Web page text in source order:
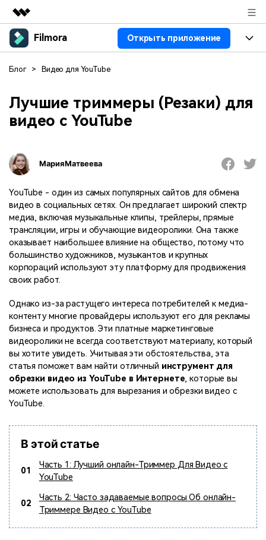
Рекомендуемые продукты
Бизнес
Решения
О нас
Новости
Покупка
Поддержка
Filmora Открыть приложение
Продукты
Особенности
ИИ
Видео/фото
Тексты
Решения
Пользователи
Видео-решения
Ресурсы
Видео промпты
100+ ИИ-промптов для
создания видео
Мастер-классы
Продвинутое обучение
видеомонтажу от
профессиональных
режиссеров и ютуберов
Темы видео
Самые популярные темы
видео на YouTube 2025
Маркетинговый
календарь
Спланируйте маркетинговую
кампанию для своих целей
Центр авторов
Вдохновляйтесь нашими
создателями контента
Специальные эффекты
"сделай сам"
настоящий профессионал
Справочный центр
Компания Связаться с нами
Истории клиентов
Клиенты делятся своими
историями с Filmora
Партнёрская
программа
Партнёрство на уровне
корпоративного сектора
Поддержка
Приступая к работе
КУПИТЬ Войти
поиск
Блог > Видео для YouTube
Лучшие триммеры (Резаки) для
видео с YouTube
Мария Матвеева
YouTube - один из самых популярных сайтов для обмена
видео в социальных сетях. Он предлагает широкий спектр
медиа, включая музыкальные клипы, трейлеры, прямые
трансляции, игры и обучающие видеоролики. Она также
оказывает наибольшее влияние на общество, потому что
большинство художников, музыкантов и крупных
корпораций используют эту платформу для продвижения
своих работ.
Однако из-за растущего интереса потребителей к медиа-
контенту многие провайдеры используют его для рекламы
бизнеса и продуктов. Эти платные маркетинговые
видеоролики не всегда соответствуют материалу, который
вы хотите увидеть. Учитывая эти обстоятельства, эта
статья поможет вам найти отличный инструмент для
обрезки видео из YouTube в Интернете, которые вы
можете использовать для вырезания и обрезки видео с
YouTube.
В этой статье
01
Часть 1: Лучший онлайн-Триммер Для Видео с
YouTube
02
Часть 2: Часто задаваемые вопросы Об онлайн-
Триммере Видео с YouTube